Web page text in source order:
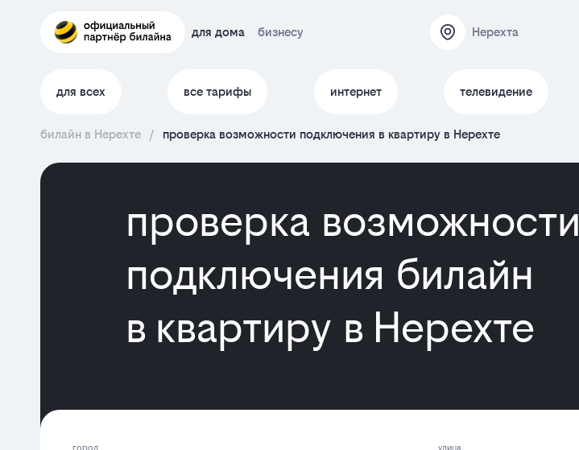
для дома бизнесу Нерехта
для всех все тарифы интернет телевидение
билайн в Нерехте / проверка возможности подключения в квартиру в Нерехте
проверка возможности
подключения билайн
в квартиру в Нерехте